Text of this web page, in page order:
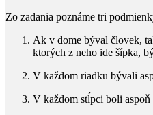
Zo zadania poznáme tri
Ak v dome býval človek,
ktorých z neho ide šípka,
V každom riadku bývali
V každom stĺpci boli